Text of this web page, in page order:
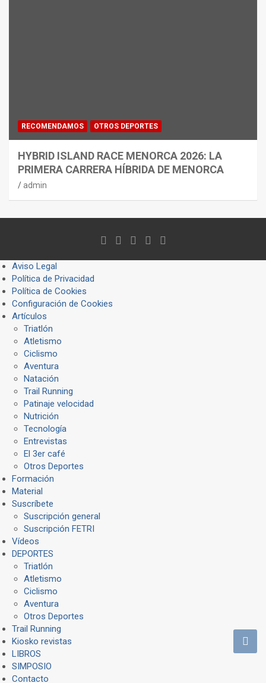
RECOMENDAMOS OTROS DEPORTES
HYBRID ISLAND RACE MENORCA 2026: LA
PRIMERA CARRERA HÍBRIDA DE MENORCA
admin
Aviso Legal
Política de Privacidad
Política de Cookies
Configuración de Cookies
Artículos
Triatlón
Atletismo
Ciclismo
Aventura
Natación
Trail Running
Patinaje velocidad
Nutrición
Tecnología
Entrevistas
El 3er café
Otros Deportes
Formación
Material
Suscríbete
Suscripción general
Suscripción FETRI
Vídeos
DEPORTES
Triatlón
Atletismo
Ciclismo
Aventura
Otros Deportes
Trail Running
Kiosko revistas
LIBROS
SIMPOSIO
Contacto